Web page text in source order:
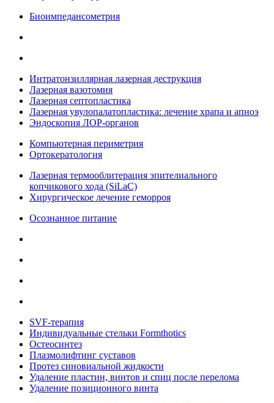
Биоимпедансометрия
Интратонзиллярная лазерная деструкция
Лазерная вазотомия
Лазерная септопластика
Лазерная увулопалатопластика: лечение храпа и апноэ
Эндоскопия ЛОР-органов
Компьютерная периметрия
Ортокератология
Лазерная термооблитерация эпителиального
копчикового хода (SiLaC)
Хирургическое лечение геморроя
Осознанное питание
SVF-терапия
Индивидуальные стельки Formthotics
Остеосинтез
Плазмолифтинг суставов
Протез синовиальной жидкости
Удаление пластин, винтов и спиц после перелома
Удаление позиционного винта